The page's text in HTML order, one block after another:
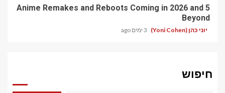
5 Anime Remakes and Reboots Coming in 2026 and
Beyond
יוני כהן (Yoni Cohen) 3 ימים ago
חיפוש